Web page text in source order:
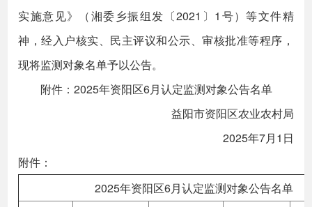
实施意见》（湘委乡振组发〔2021〕1号）等文件精
神，经入户核实、民主评议和公示、审核批准等程序，
现将监测对象名单予以公告。
附件：2025年资阳区6月认定监测对象公告名单
益阳市资阳区农业农村局
2025年7月1日
附件：
2025年资阳区6月认定监测对象公告名单